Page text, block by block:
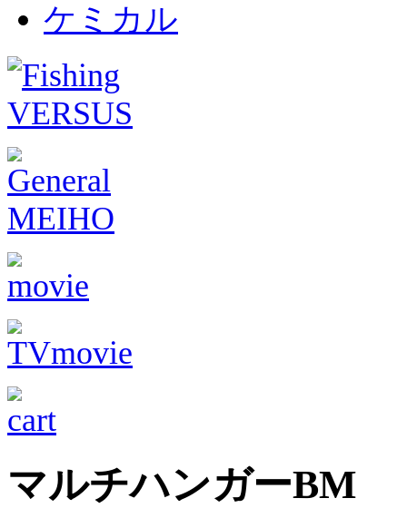
ケミカル
マルチハンガーBM